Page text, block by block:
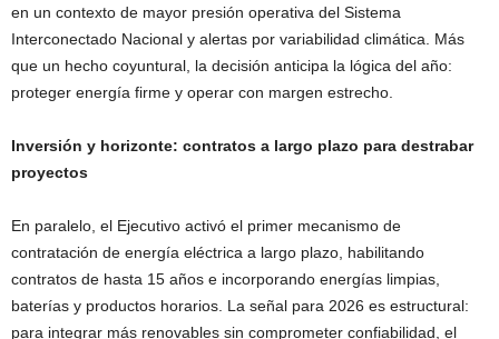
en un contexto de mayor presión operativa del Sistema
Interconectado Nacional y alertas por variabilidad climática. Más
que un hecho coyuntural, la decisión anticipa la lógica del año:
proteger energía firme y operar con margen estrecho.
Inversión y horizonte: contratos a largo plazo para destrabar
proyectos
En paralelo, el Ejecutivo activó el primer mecanismo de
contratación de energía eléctrica a largo plazo, habilitando
contratos de hasta 15 años e incorporando energías limpias,
baterías y productos horarios. La señal para 2026 es estructural:
para integrar más renovables sin comprometer confiabilidad, el